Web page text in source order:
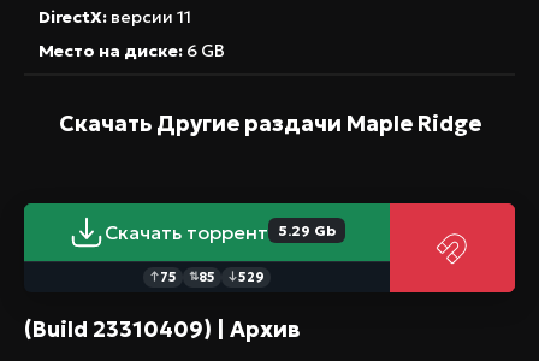
репака позволит вам окунуться в мир, где
каждый звук и каждый взгляд могут оказаться
DirectX: версии 11
Место на диске: 6 GB
Скачать Другие раздачи Maple Ridge
Скачать торрент 5.29 Gb
↑75 ⇅85 ↓529
(Build 23310409) | Архив